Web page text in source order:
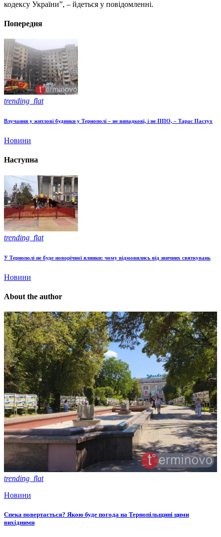
кодексу України”, – йдеться у повідомленні.
Попередня
trending_flat
Влучання у житлові будинки у Тернополі – не випадкові, і не ППО, – Тарас Пастух
Новини
Наступна
trending_flat
У Тернополі не буде новорічної ялинки: чому відмовились від звичних святкувань
Новини
About the author
trending_flat
Новини
Спека повертається? Якою буде погода на Тернопільщині цими
вихідними